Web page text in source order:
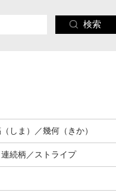
検索
しま）／幾何（きか）
続柄／ストライプ